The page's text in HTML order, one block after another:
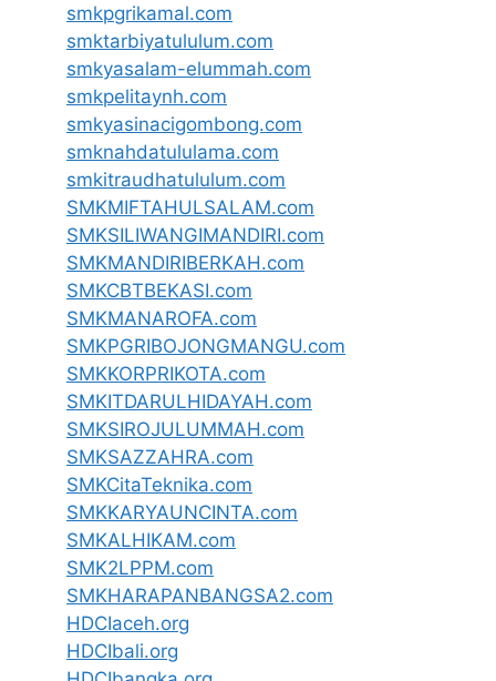
smkpgrikamal.com
smktarbiyatululum.com
smkyasalam-elummah.com
smkpelitaynh.com
smkyasinacigombong.com
smknahdatululama.com
smkitraudhatululum.com
SMKMIFTAHULSALAM.com
SMKSILIWANGIMANDIRI.com
SMKMANDIRIBERKAH.com
SMKCBTBEKASI.com
SMKMANAROFA.com
SMKPGRIBOJONGMANGU.com
SMKKORPRIKOTA.com
SMKITDARULHIDAYAH.com
SMKSIROJULUMMAH.com
SMKSAZZAHRA.com
SMKCitaTeknika.com
SMKKARYAUNCINTA.com
SMKALHIKAM.com
SMK2LPPM.com
SMKHARAPANBANGSA2.com
HDCIaceh.org
HDCIbali.org